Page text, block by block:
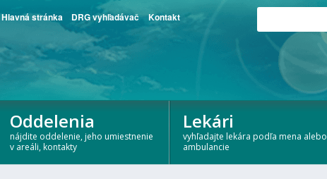
Hlavná stránka DRG vyhľadávač Kontakt
Oddelenia
nájdite oddelenie, jeho umiestnenie
v areáli, kontakty
Lekári
vyhľadajte lekára podľa mena alebo
ambulancie